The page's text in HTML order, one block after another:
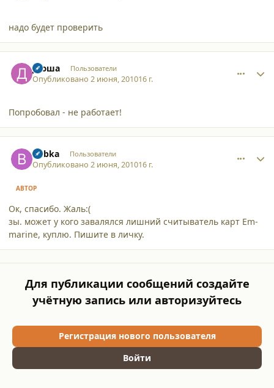
надо будет проверить
Дюша Пользователи
Опубликовано2 июня, 201016 г.
Попробовал - не работает!
Bubka Пользователи
Опубликовано2 июня, 201016 г.
АВТОР
Ок, спасибо. Жаль:(
зы. может у кого завалялся лишний считыватель карт Em-
marine, куплю. Пишите в личку.
Для публикации сообщений создайте
учётную запись или авторизуйтесь
Регистрация нового пользователя
Войти